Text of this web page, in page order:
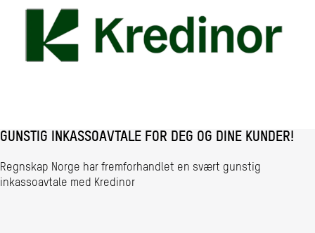
GUNSTIG INKASSOAVTALE FOR DEG OG DINE KUNDER!
Regnskap Norge har fremforhandlet en svært gunstig
inkassoavtale med Kredinor